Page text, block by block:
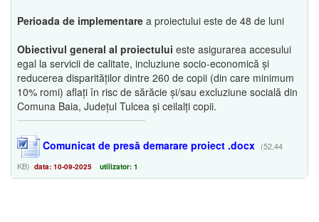
Perioada de implementare a proiectului este de 48 de luni
Obiectivul general al proiectului este asigurarea accesului
egal la servicii de calitate, incluziune socio-economică și
reducerea disparităților dintre 260 de copii (din care minimum
10% romi) aflați în risc de sărăcie și/sau excluziune socială din
Comuna Baia, Județul Tulcea și ceilalți copii.
Comunicat de presă demarare proiect .docx (52,44
KB) data: 10-09-2025 utilizator: 1